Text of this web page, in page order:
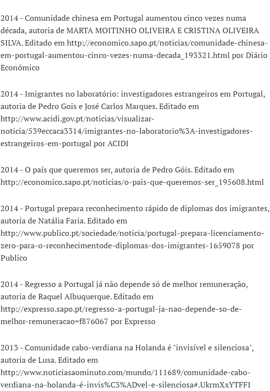
2014 - Comunidade chinesa em Portugal aumentou cinco vezes numa
década, autoria de MARTA MOITINHO OLIVEIRA E CRISTINA OLIVEIRA
SILVA. Editado em http://economico.sapo.pt/noticias/comunidade-chinesa-
em-portugal-aumentou-cinco-vezes-numa-decada_193321.html por Diário
Económico
2014 - Imigrantes no laboratório: investigadores estrangeiros em Portugal,
autoria de Pedro Gois e José Carlos Marques. Editado em
http://www.acidi.gov.pt/noticias/visualizar-
noticia/539eccaca3314/imigrantes-no-laboratorio%3A-investigadores-
estrangeiros-em-portugal por ACIDI
2014 - O país que queremos ser, autoria de Pedro Góis. Editado em
http://economico.sapo.pt/noticias/o-pais-que-queremos-ser_195608.html
2014 - Portugal prepara reconhecimento rápido de diplomas dos imigrantes,
autoria de Natália Faria. Editado em
http://www.publico.pt/sociedade/noticia/portugal-prepara-licenciamento-
zero-para-o-reconhecimentode-diplomas-dos-imigrantes-1659078 por
Publico
2014 - Regresso a Portugal já não depende só de melhor remuneração,
autoria de Raquel Albuquerque. Editado em
http://expresso.sapo.pt/regresso-a-portugal-ja-nao-depende-so-de-
melhor-remuneracao=f876067 por Expresso
2013 - Comunidade cabo-verdiana na Holanda é "invisível e silenciosa",
autoria de Lusa. Editado em
http://www.noticiasaominuto.com/mundo/111689/comunidade-cabo-
verdiana-na-holanda-é-invis%C3%ADvel-e-silenciosa#.UkrmXxYTFFI